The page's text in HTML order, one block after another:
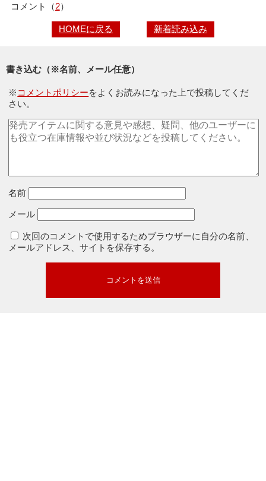
コメント（2）
HOMEに戻る 新着読み込み
書き込む（※名前、メール任意）
※ コメントポリシーをよくお読みになった上で投稿してくだ
さい。
名前
メール
次回のコメントで使用するためブラウザーに自分の名前、
メールアドレス、サイトを保存する。